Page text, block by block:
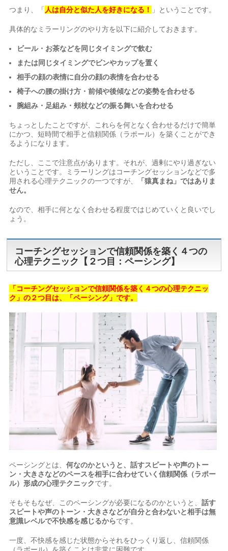
つまり、「 人は自分と似た人を好きになる！ 」ということです。
具体的なミラーリングのやり方を以下に紹介しておきます。
ビール・お茶などを同じタイミングで飲む
または同じタイミングでビンやカップを置く
相手の顔の表情に自分の顔の表情を合わせる
椅子への腰の掛け方・前傾や後傾などの姿勢を合わせる
腕組み・足組み・頰杖などの振る舞いを合わせる
ちょっとしたことですが、これらを何となく合わせるだけで簡単
にかつ、短時間で相手と信頼関係（ラポール）を築くことができ
るようになります。
ただし、ここで注意点があります。それが、過剰にやり過ぎない
ということです。ミラーリングはコーチングセッションなどで多
用される心理テクニックの一つですが、
「猿真まね」ではありま
せん。
なので、相手に何となく合わせる程度ではじめていくと良いでし
ょう。
コーチングセッションで信頼関係を築く４つの
心理テクニック【２つ目：ペーシング】
「コーチングセッションで信頼関係を築く４つの心理テクニッ
ク」の２つ目は、「ペーシング」です。
ペーシングとは、何なのかというと、話すスピートや声のトー
ン・大きさなどのペースを相手に合わせていく信頼関係（ラポー
ル）形成の心理テクニックです。
そもそもなぜ、このペーシングが必要になるのかというと、話す
スピートや声のトーン・大きさなどが自分と合わないと相手は無
意識レベルで不快感を感じるからです。
一度、不快感を感じた状態からそれをひっくり返し、信頼関係